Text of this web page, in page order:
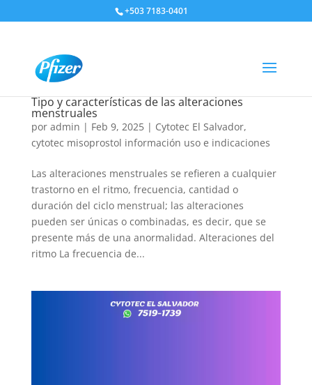
+503 7183-0401
Tipo y características de las alteraciones
menstruales
por admin | Feb 9, 2025| Cytotec El Salvador,
cytotec misoprostol información uso e indicaciones
Las alteraciones menstruales se refieren a cualquier
trastorno en el ritmo, frecuencia, cantidad o
duración del ciclo menstrual; las alteraciones
pueden ser únicas o combinadas, es decir, que se
presente más de una anormalidad. Alteraciones del
ritmo La frecuencia de...